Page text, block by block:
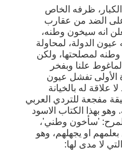
ظرفه الخاص
الضد من عقارب
انه سيخون وطنه،
الدولة، لمحاولة
لمصلحتها، ولكن
علنا وبفخر
الأولى تفشل عيون
علاقة له بالخيانة
مفجعة للتردي العربي
بهذا الكتاب الاسود
المرح: 'سأخون وطني'،
بعلمهم او يجهلهم، وهو
لا مدى لها: